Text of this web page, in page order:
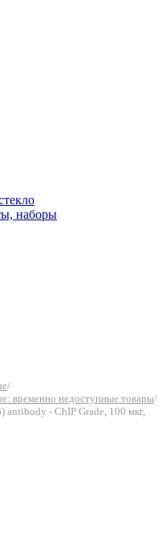
наборы
/
временно недоступные товары/
- ChIP Grade, 100 мкг,